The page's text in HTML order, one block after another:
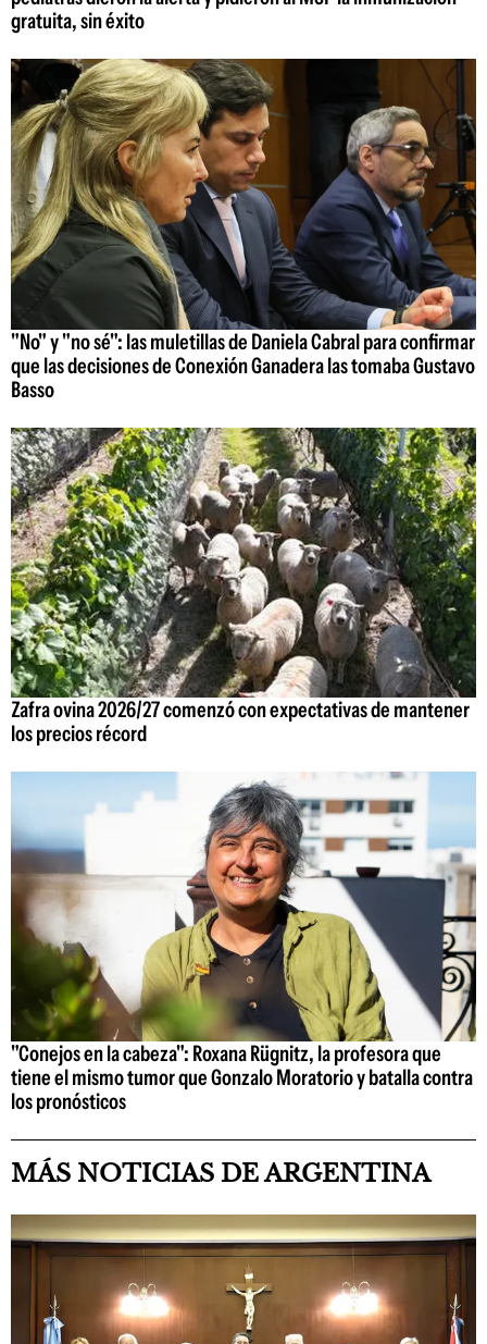
gratuita, sin éxito
"No" y "no sé": las muletillas de Daniela Cabral para confirmar
que las decisiones de Conexión Ganadera las tomaba Gustavo
Basso
Zafra ovina 2026/27 comenzó con expectativas de mantener
los precios récord
"Conejos en la cabeza": Roxana Rügnitz, la profesora que
tiene el mismo tumor que Gonzalo Moratorio y batalla contra
los pronósticos
MÁS NOTICIAS DE ARGENTINA